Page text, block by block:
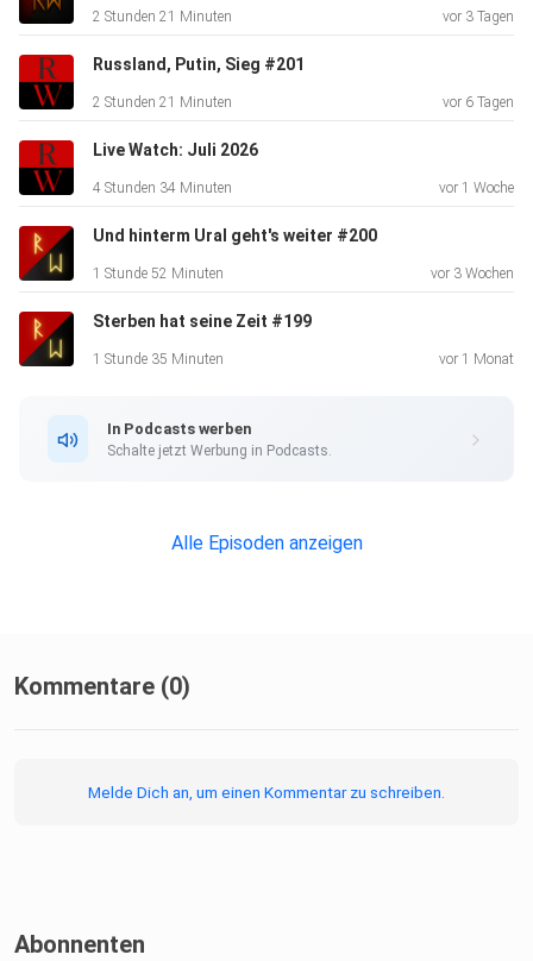
2 Stunden 21 Minuten vor 3 Tagen
Russland, Putin, Sieg #201
2 Stunden 21 Minuten vor 6 Tagen
Live Watch: Juli 2026
4 Stunden 34 Minuten vor 1 Woche
Und hinterm Ural geht's weiter #200
1 Stunde 52 Minuten vor 3 Wochen
Sterben hat seine Zeit #199
1 Stunde 35 Minuten vor 1 Monat
In Podcasts werben
Schalte jetzt Werbung in Podcasts.
Alle Episoden anzeigen
Kommentare (0)
Melde Dich an, um einen Kommentar zu schreiben.
Abonnenten